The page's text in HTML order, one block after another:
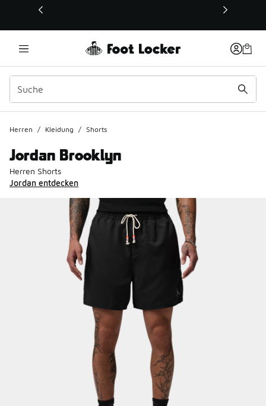
Dieser Link öffnet sich in einem neuen Fenster
Herren / Kleidung / Shorts
Jordan Brooklyn
Herren Shorts
Jordan entdecken